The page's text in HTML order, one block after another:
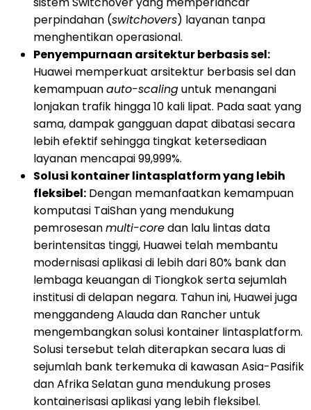
perpindahan (switchovers) layanan tanpa
menghentikan operasional.
Penyempurnaan arsitektur berbasis sel:
Huawei memperkuat arsitektur berbasis sel dan
kemampuanauto-scalinguntuk menangani
lonjakan trafik hingga 10 kali lipat. Pada saat yang
sama, dampak gangguan dapat dibatasi secara
lebih efektif sehingga tingkat ketersediaan
layanan mencapai 99,999%.
Solusi kontainer lintasplatform yang lebih
fleksibel: Dengan memanfaatkan kemampuan
komputasi TaiShan yang mendukung
pemrosesanmulti-coredan lalu lintas data
berintensitas tinggi, Huawei telah membantu
modernisasi aplikasi di lebih dari 80% bank dan
lembaga keuangan di Tiongkok serta sejumlah
institusi di delapan negara. Tahun ini, Huawei juga
menggandeng Alauda dan Rancher untuk
mengembangkan solusi kontainer lintasplatform.
Solusi tersebut telah diterapkan secara luas di
sejumlah bank terkemuka di kawasan Asia-Pasifik
dan Afrika Selatan guna mendukung proses
kontainerisasi aplikasi yang lebih fleksibel.